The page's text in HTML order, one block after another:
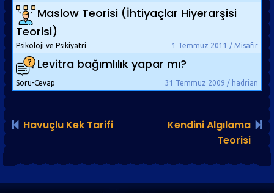
Maslow Teorisi (İhtiyaçlar Hiyerarşisi
Teorisi)
1 Temmuz 2011 / Misafir
Psikoloji ve Psikiyatri
Levitra bağımlılık yapar mı?
31 Temmuz 2009 / hadrian
Soru-Cevap
Havuçlu Kek Tarifi
Kendini Algılama
Teorisi